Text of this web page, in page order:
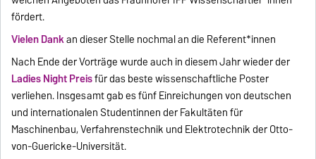
fördert.
Vielen Dankan dieser Stelle nochmal an die Referent*innen
Nach Ende der Vorträge wurde auch in diesem Jahr wieder der
Ladies Night Preisfür das beste wissenschaftliche Poster
verliehen. Insgesamt gab es fünf Einreichungen von deutschen
und internationalen Studentinnen der Fakultäten für
Maschinenbau, Verfahrenstechnik und Elektrotechnik der Otto-
von-Guericke-Universität.